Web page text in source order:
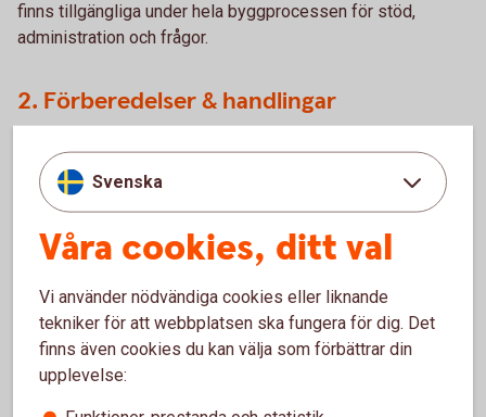
finns tillgängliga under hela byggprocessen för stöd,
administration och frågor.
2. Förberedelser & handlingar
För att etablera ett byggnadslån behöver du ha:
Entreprenadkontrakt
Bygglov samt eventuellt en förhandsvärdering och
startbesked.
Det är viktigt att tomtägarna också står på
entreprenadkontraktet. Innan beviljande gör vi en
kreditprövning där vi bedömer din
återbetalningsförmåga.
Använd vårguide (pdf)
gällande vilka dokument
som behövs
Svenska
Våra cookies, ditt val
Vi använder nödvändiga cookies eller liknande
tekniker för att webbplatsen ska fungera för dig. Det
finns även cookies du kan välja som förbättrar din
upplevelse: